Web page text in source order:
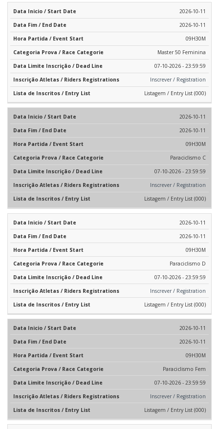
2026-10-11
2026-10-11
09H30M
Master 50 Feminina
07-10-2026 - 23:59:59
Inscrever / Registration
Listagem / Entry List (000)
2026-10-11
2026-10-11
09H30M
Paraciclismo C
07-10-2026 - 23:59:59
Inscrever / Registration
Listagem / Entry List (000)
2026-10-11
2026-10-11
09H30M
Paraciclismo D
07-10-2026 - 23:59:59
Inscrever / Registration
Listagem / Entry List (000)
2026-10-11
2026-10-11
09H30M
Paraciclismo Fem
07-10-2026 - 23:59:59
Inscrever / Registration
Listagem / Entry List (000)